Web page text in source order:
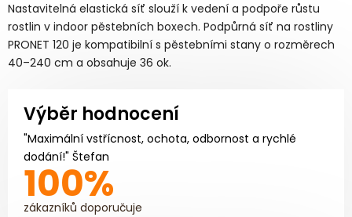
Nastavitelná elastická síť slouží k vedení a podpoře růstu
rostlin v indoor pěstebních boxech. Podpůrná síť na rostliny
PRONET 120 je kompatibilní s pěstebními stany o rozměrech
40–240 cm a obsahuje 36 ok.
Výběr hodnocení
"Maximální vstřícnost, ochota, odbornost a rychlé
dodání!" Štefan
100%
zákazníků doporučuje